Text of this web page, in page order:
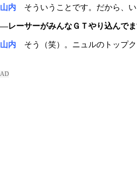
山内 そういうことです。だから、い
―レーサーがみんなＧＴやり込んでま
山内 そう（笑）。ニュルのトップク